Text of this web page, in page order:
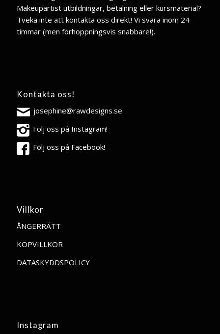
Makeupartist utbildningar, betalning eller kursmaterial?
Tveka inte att kontakta oss direkt! Vi svara inom 24
timmar (men förhoppningsvis snabbare!).
Kontakta oss!
josephine@rawdesigns.se
Följ oss på Instagram!
Följ oss på Facebook!
Villkor
ÅNGERRÄTT
KÖPVILLKOR
DATASKYDDSPOLICY
Instagram